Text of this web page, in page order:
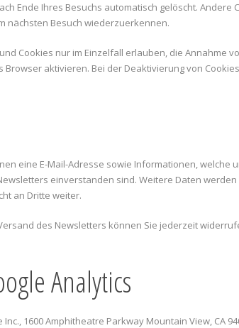
Ende Ihres Besuchs automatisch gelöscht. Andere
nächsten Besuch wiederzuerkennen.
Cookies nur im Einzelfall erlauben, die Annahme
aktivieren. Bei der Deaktivierung von
eine E-Mail-Adresse sowie Informationen, welche
einverstanden sind. Weitere Daten
an Dritte weiter.
des Newsletters können Sie jederzeit
Analytics
1600 Amphitheatre Parkway Mountain View, CA